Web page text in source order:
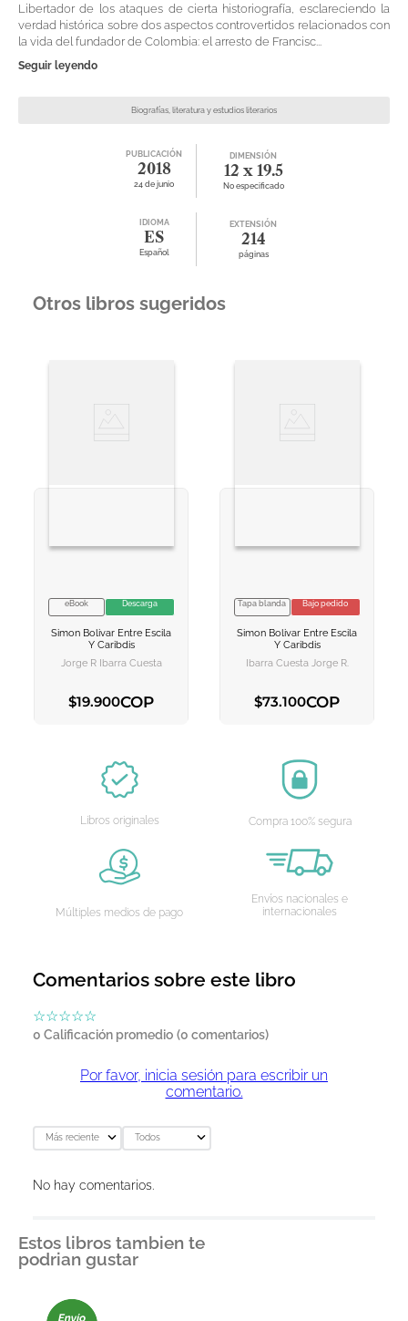
Libertador de los ataques de cierta historiografía, esclareciendo la
verdad histórica sobre dos aspectos controvertidos relacionados con
la vida del fundador de Colombia: el arresto de Francisc...
Seguir leyendo
Biografías, literatura y estudios literarios
PUBLICACIÓN
2018
24 de junio
DIMENSIÓN
12 x 19.5
No especificado
IDIOMA
ES
Español
EXTENSIÓN
214
páginas
Otros libros sugeridos
VER INFORMACION
AGREGAR AL
eBook Descarga
Simon Bolivar Entre Escila
Y Caribdis
Jorge R Ibarra Cuesta
$19.900COP
VER INFORMACION
AGREGAR AL
Tapa blanda Bajo pedido
Simon Bolivar Entre Escila
Y Caribdis
Ibarra Cuesta Jorge R.
$73.100COP
Libros originales Compra 100% segura
Múltiples medios de pago
Envíos nacionales e
internacionales
Comentarios sobre este libro
☆☆☆☆☆
0 Calificación promedio (0 comentarios)
Por favor, inicia sesión para escribir un
comentario.
Más reciente Todos
No hay comentarios.
Estos libros tambien te
podrian gustar